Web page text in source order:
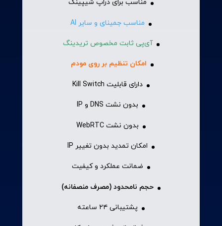
مناسب برای دراپ شیپینگ
مناسب جمینای و سایر AI
آی‌پی ثابت مخصوص تریدینگ
امکان تنظیم بر روی مودم
دارای قابلیت Kill Switch
بدون نشت DNS و IP
بدون نشت WebRTC
امکان تمدید بدون تغییر IP
ضمانت عملکرد و کیفیت
حجم نامحدود (مصرف منصفانه)
پشتیبانی ۲۴ ساعته